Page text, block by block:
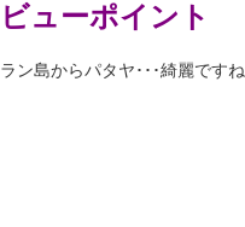
ビューポイント
ラン島からパタヤ･･･綺麗ですね